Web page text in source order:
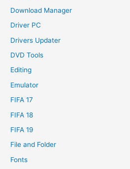
Download Manager
Driver PC
Drivers Updater
DVD Tools
Editing
Emulator
FIFA 17
FIFA 18
FIFA 19
File and Folder
Fonts